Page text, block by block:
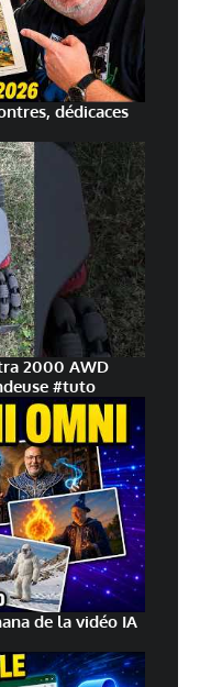
dédicaces
2000 AWD
#tuto
de la vidéo IA